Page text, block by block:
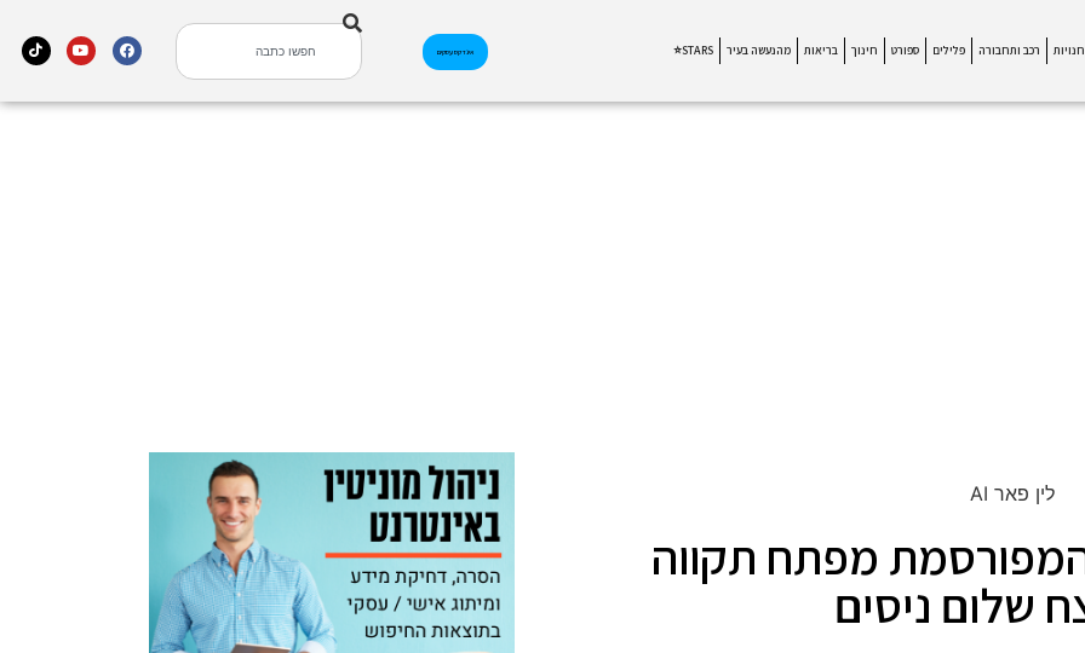
חנויות רכב ותחבורה פלילים ספורט חינוך בריאות מהנעשה בעיר STARS⭐ אינדקס עסקים
המפורסמת מפתח תקווה
שלום ניסים